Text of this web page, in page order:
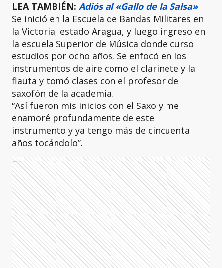
LEA TAMBIÉN: Adiós al «Gallo de la Salsa»
Se inició en la Escuela de Bandas Militares en
la Victoria, estado Aragua, y luego ingreso en
la escuela Superior de Música donde curso
estudios por ocho años. Se enfocó en los
instrumentos de aire como el clarinete y la
flauta y tomó clases con el profesor de
saxofón de la academia.
“Así fueron mis inicios con el Saxo y me
enamoré profundamente de este
instrumento y ya tengo más de cincuenta
años tocándolo”.
Ads